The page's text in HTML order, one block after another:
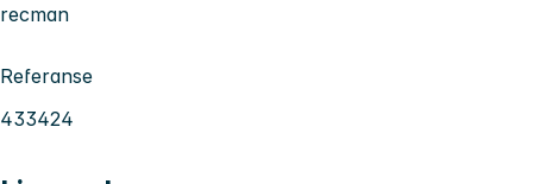
recman
Referanse
433424